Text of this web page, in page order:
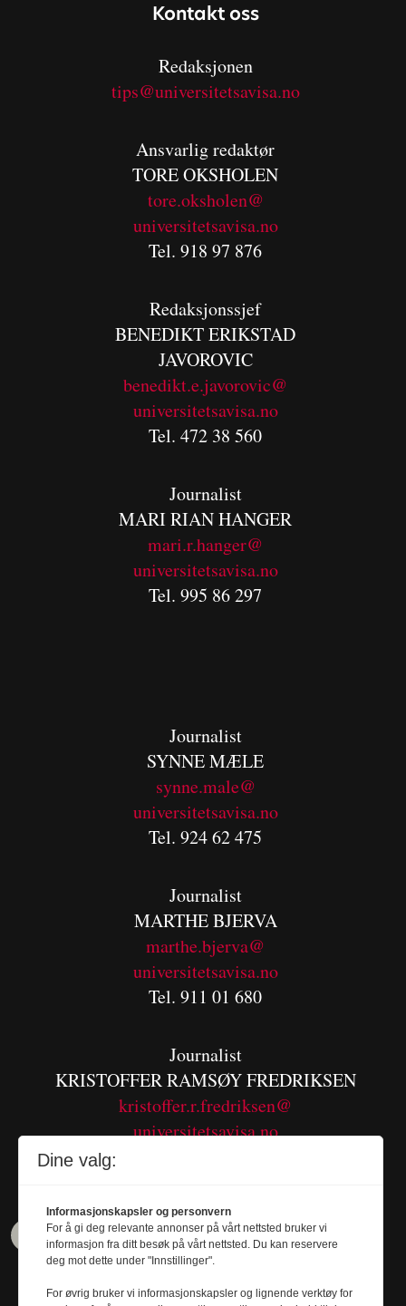
Kontakt oss
Redaksjonen
tips@universitetsavisa.no
Ansvarlig redaktør
TORE OKSHOLEN
tore.oksholen@
universitetsavisa.no
Tel. 918 97 876
Redaksjonssjef
BENEDIKTERIKSTAD
JAVOROVIC
benedikt.e.javorovic@
universitetsavisa.no
Tel. 472 38 560
Journalist
MARI RIAN HANGER
mari.r.hanger@
universitetsavisa.no
Tel. 995 86 297
Journalist
SYNNE MÆLE
synne.male@
universitetsavisa.no
Tel. 924 62 475
Journalist
MARTHE BJERVA
marthe.bjerva@
universitetsavisa.no
Tel. 911 01 680
Journalist
KRISTOFFER RAMSØY FREDRIKSEN
kristoffer.r.fredriksen@
universitetsavisa.no
Dine valg:
Informasjonskapsler og personvern
For å gi deg relevante annonser på vårt nettsted bruker vi
informasjon fra ditt besøk på vårt nettsted. Du kan reservere
deg mot dette under "Innstillinger".
For øvrig bruker vi informasjonskapsler og lignende verktøy for